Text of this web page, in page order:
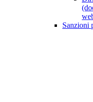
Sanzioni